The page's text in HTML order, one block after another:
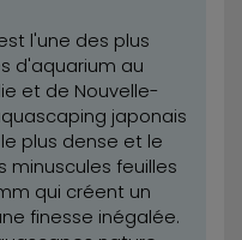
l'une des plus
d'aquarium au
et de Nouvelle-
japonais
plus dense et le
minuscules feuilles
qui créent un
finesse inégalée.